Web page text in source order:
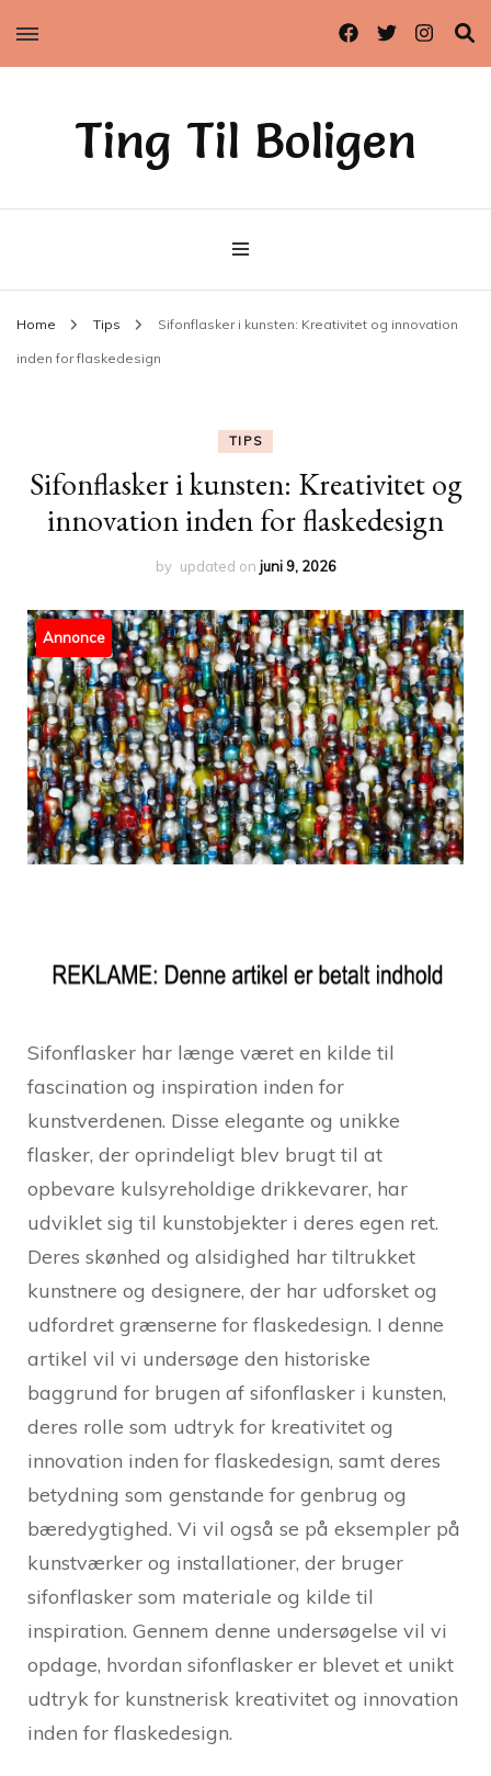
Ting Til Boligen
Home Tips Sifonflasker i kunsten: Kreativitet og innovation
inden for flaskedesign
TIPS
Sifonflasker i kunsten: Kreativitet og
innovation inden for flaskedesign
by updated on juni 9, 2026
Annonce
Sifonflasker har længe været en kilde til
fascination og inspiration inden for
kunstverdenen. Disse elegante og unikke
flasker, der oprindeligt blev brugt til at
opbevare kulsyreholdige drikkevarer, har
udviklet sig til kunstobjekter i deres egen ret.
Deres skønhed og alsidighed har tiltrukket
kunstnere og designere, der har udforsket og
udfordret grænserne for flaskedesign. I denne
artikel vil vi undersøge den historiske
baggrund for brugen af sifonflasker i kunsten,
deres rolle som udtryk for kreativitet og
innovation inden for flaskedesign, samt deres
betydning som genstande for genbrug og
bæredygtighed. Vi vil også se på eksempler på
kunstværker og installationer, der bruger
sifonflasker som materiale og kilde til
inspiration. Gennem denne undersøgelse vil vi
opdage, hvordan sifonflasker er blevet et unikt
udtryk for kunstnerisk kreativitet og innovation
inden for flaskedesign.